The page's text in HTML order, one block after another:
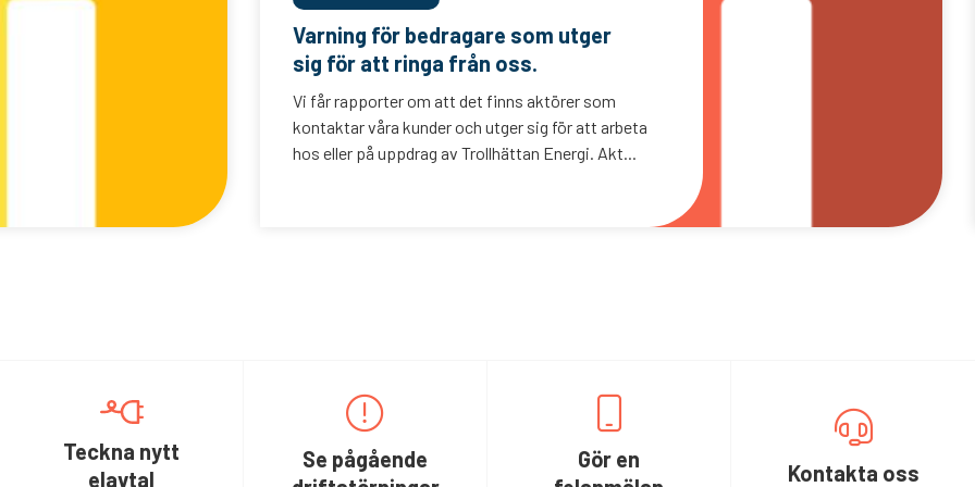
Varning för bedragare som utger
sig för att ringa från oss.
Vi får rapporter om att det finns aktörer som
kontaktar våra kunder och utger sig för att arbeta
hos eller på uppdrag av Trollhättan Energi. Akt...
Teckna nytt
elavtal
Se pågående
Gör en
Kontakta oss